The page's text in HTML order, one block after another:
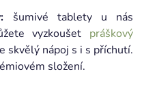
šumivé tablety u nás
vyzkoušet práškový
skvělý nápoj s i s příchutí.
složení.